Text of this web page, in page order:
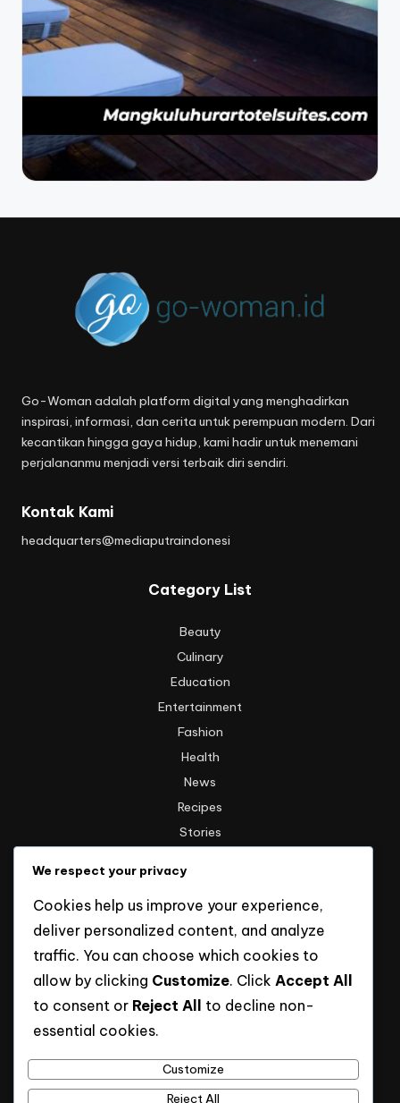
Go-Woman adalah platform digital yang menghadirkan
inspirasi, informasi, dan cerita untuk perempuan modern. Dari
kecantikan hingga gaya hidup, kami hadir untuk menemani
perjalananmu menjadi versi terbaik diri sendiri.
Kontak Kami
headquarters@mediaputraindonesi
Category List
Beauty
Culinary
Education
Entertainment
Fashion
Health
News
Recipes
Stories
Travel
Uncategorized
Hak Cipta
Kebijakan Privasi
Tentang Kami
We respect your privacy
Cookies help us improve your experience,
deliver personalized content, and analyze
traffic. You can choose which cookies to
allow by clicking Customize. Click Accept All
to consent or Reject All
to decline non-
essential cookies.
Customize
Reject All